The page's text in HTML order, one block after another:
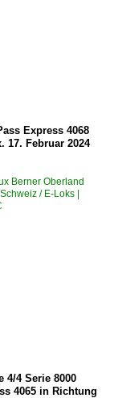
Express 4068
17. Februar 2024
Berner Oberland
Schweiz / E-Loks |
4/4 Serie 8000
4065 in Richtung